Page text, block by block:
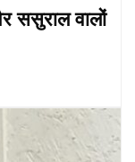
ससुराल वालों